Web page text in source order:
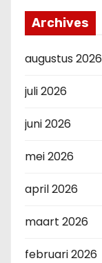
Archives
augustus 2026
juli 2026
juni 2026
mei 2026
april 2026
maart 2026
februari 2026